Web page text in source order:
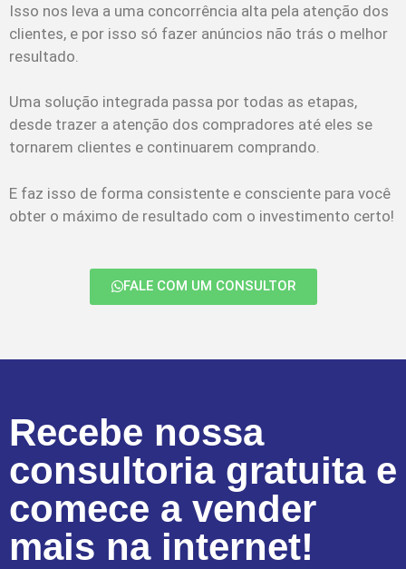
Isso nos leva a uma concorrência alta pela atenção dos
clientes, e por isso só fazer anúncios não trás o melhor
resultado.
Uma solução integrada passa por todas as etapas,
desde trazer a atenção dos compradores até eles se
tornarem clientes e continuarem comprando.
E faz isso de forma consistente e consciente para você
obter o máximo de resultado com o investimento certo!
FALE COM UM CONSULTOR
Recebe nossa
consultoria gratuita e
comece a vender
mais na internet!